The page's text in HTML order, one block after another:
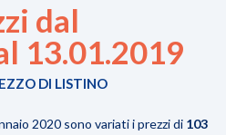
dal
13.01.2019
DI LISTINO
2020 sono variati i prezzi di 103